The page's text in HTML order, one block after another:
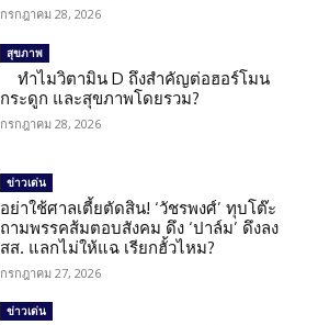
กรกฎาคม 28, 2026
สุขภาพ
ทำไมวิตามิน D ถึงสำคัญต่อฮอร์โมน
กระดูก และสุขภาพโดยรวม?
กรกฎาคม 28, 2026
ข่าวเด่น
อย่าใช้ศาลเตี้ยตัดสิน! ‘วัชรพงศ์’ ทุบโต๊ะ
ถามพรรคส้มตอบสังคม ดึง ‘ปาล์ม’ ดึงลง
สส. แลกไม่ให้แฉ เรียกฮั้วไหม?
กรกฎาคม 27, 2026
ข่าวเด่น